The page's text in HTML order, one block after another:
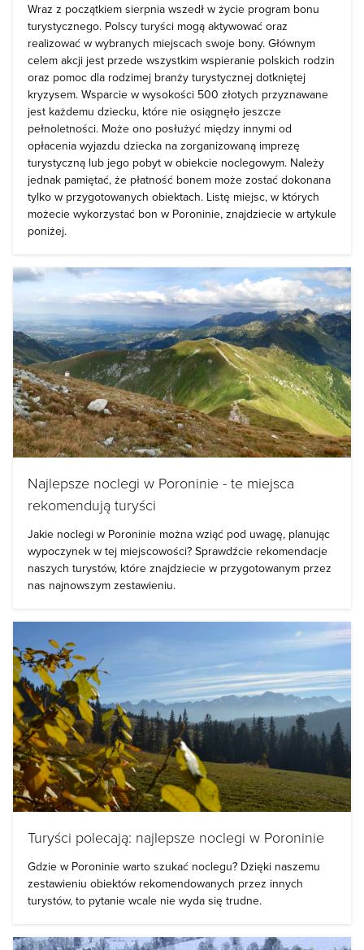
Wraz z początkiem sierpnia wszedł w życie program bonu
turystycznego. Polscy turyści mogą aktywować oraz
realizować w wybranych miejscach swoje bony. Głównym
celem akcji jest przede wszystkim wspieranie polskich rodzin
oraz pomoc dla rodzimej branży turystycznej dotkniętej
kryzysem. Wsparcie w wysokości 500 złotych przyznawane
jest każdemu dziecku, które nie osiągnęło jeszcze
pełnoletności. Może ono posłużyć między innymi od
opłacenia wyjazdu dziecka na zorganizowaną imprezę
turystyczną lub jego pobyt w obiekcie noclegowym. Należy
jednak pamiętać, że płatność bonem może zostać dokonana
tylko w przygotowanych obiektach. Listę miejsc, w których
możecie wykorzystać bon w Poroninie, znajdziecie w artykule
poniżej.
Najlepsze noclegi w Poroninie - te miejsca
rekomendują turyści
Jakie noclegi w Poroninie można wziąć pod uwagę, planując
wypoczynek w tej miejscowości? Sprawdźcie rekomendacje
naszych turystów, które znajdziecie w przygotowanym przez
nas najnowszym zestawieniu.
Turyści polecają: najlepsze noclegi w Poroninie
Gdzie w Poroninie warto szukać noclegu? Dzięki naszemu
zestawieniu obiektów rekomendowanych przez innych
turystów, to pytanie wcale nie wyda się trudne.